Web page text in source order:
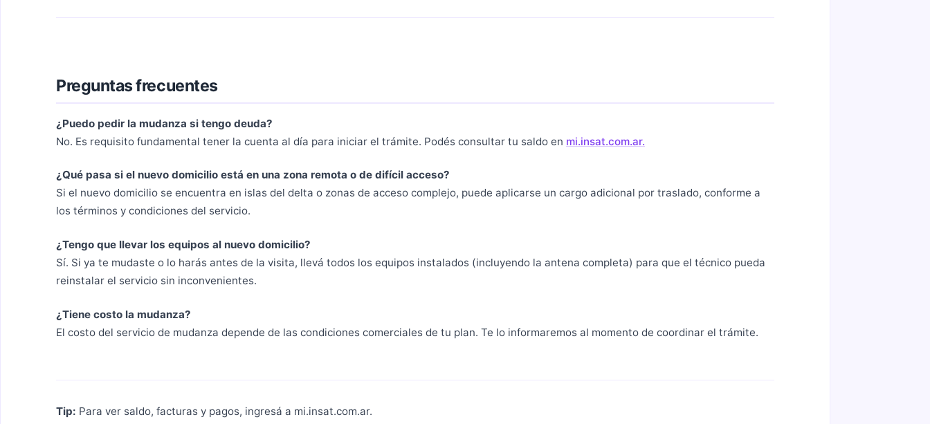
Preguntas frecuentes
¿Puedo pedir la mudanza si tengo deuda?
No. Es requisito fundamental tener la cuenta al día para iniciar el trámite. Podés consultar tu saldo en mi.insat.com.ar.
¿Qué pasa si el nuevo domicilio está en una zona remota o de difícil acceso?
Si el nuevo domicilio se encuentra en islas del delta o zonas de acceso complejo, puede aplicarse un cargo adicional por traslado, conforme a
los términos y condiciones del servicio.
¿Tengo que llevar los equipos al nuevo domicilio?
Sí. Si ya te mudaste o lo harás antes de la visita, llevá todos los equipos instalados (incluyendo la antena completa) para que el técnico pueda
reinstalar el servicio sin inconvenientes.
¿Tiene costo la mudanza?
El costo del servicio de mudanza depende de las condiciones comerciales de tu plan. Te lo informaremos al momento de coordinar el trámite.
Tip: Para ver saldo, facturas y pagos, ingresá a mi.insat.com.ar.